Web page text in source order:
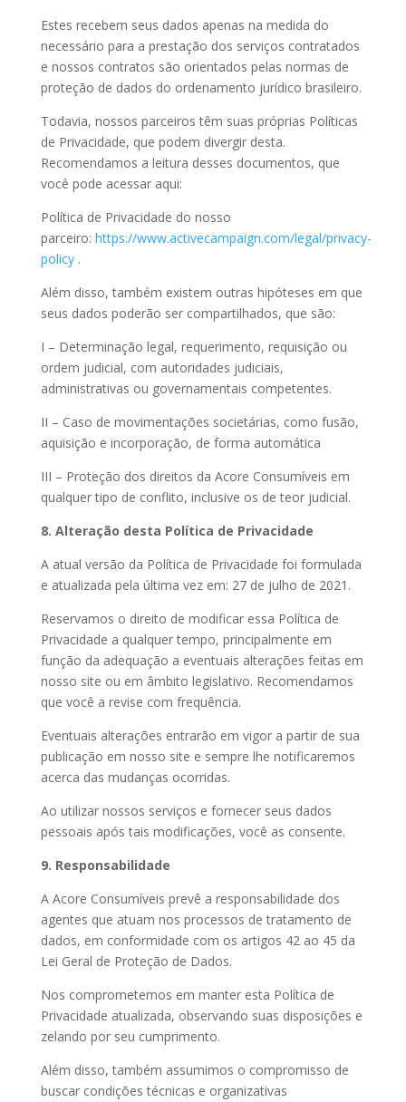
Estes recebem seus dados apenas na medida do
necessário para a prestação dos serviços contratados
e nossos contratos são orientados pelas normas de
proteção de dados do ordenamento jurídico brasileiro.
Todavia, nossos parceiros têm suas próprias Políticas
de Privacidade, que podem divergir desta.
Recomendamos a leitura desses documentos, que
você pode acessar aqui:
Política de Privacidade do nosso
parceiro: https://www.activecampaign.com/legal/privacy-
policy.
Além disso, também existem outras hipóteses em que
seus dados poderão ser compartilhados, que são:
I – Determinação legal, requerimento, requisição ou
ordem judicial, com autoridades judiciais,
administrativas ou governamentais competentes.
II – Caso de movimentações societárias, como fusão,
aquisição e incorporação, de forma automática
III – Proteção dos direitos da Acore Consumíveis em
qualquer tipo de conflito, inclusive os de teor judicial.
8. Alteração desta Política de Privacidade
A atual versão da Política de Privacidade foi formulada
e atualizada pela última vez em: 27 de julho de 2021.
Reservamos o direito de modificar essa Política de
Privacidade a qualquer tempo, principalmente em
função da adequação a eventuais alterações feitas em
nosso site ou em âmbito legislativo. Recomendamos
que você a revise com frequência.
Eventuais alterações entrarão em vigor a partir de sua
publicação em nosso site e sempre lhe notificaremos
acerca das mudanças ocorridas.
Ao utilizar nossos serviços e fornecer seus dados
pessoais após tais modificações, você as consente.
9. Responsabilidade
A Acore Consumíveis prevê a responsabilidade dos
agentes que atuam nos processos de tratamento de
dados, em conformidade com os artigos 42 ao 45 da
Lei Geral de Proteção de Dados.
Nos comprometemos em manter esta Política de
Privacidade atualizada, observando suas disposições e
zelando por seu cumprimento.
Além disso, também assumimos o compromisso de
buscar condições técnicas e organizativas